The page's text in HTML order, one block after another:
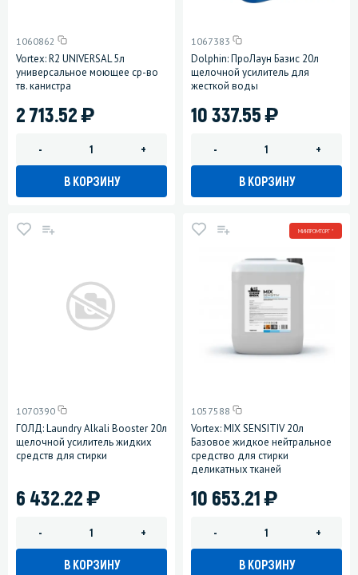
1060862
Vortex: R2 UNIVERSAL 5л
универсальное моющее ср-во
тв. канистра
2 713.52)
- +
В КОРЗИНУ
1067383
Dolphin: ПроЛаун Базис 20л
щелочной усилитель для
жесткой воды
10 337.55)
- +
В КОРЗИНУ
1070390
ГОЛД: Laundry Alkali Booster 20л
щелочной усилитель жидких
средств для стирки
6 432.22)
- +
В КОРЗИНУ
МИНПРОМТОРГ *
1057588
Vortex: MIX SENSITIV 20л
Базовое жидкое нейтральное
средство для стирки
деликатных тканей
10 653.21)
- +
В КОРЗИНУ